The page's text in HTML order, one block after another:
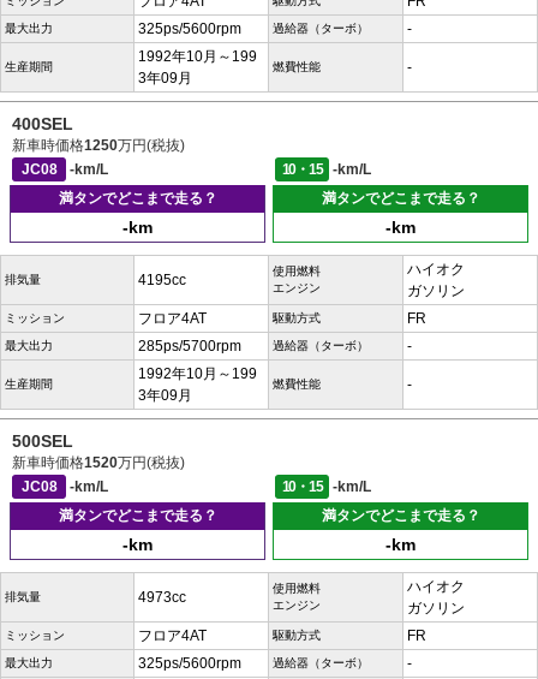
最大出力 325ps/5600rpm 過給器（ターボ） -
生産期間
1992年10月～199
3年09月
燃費性能 -
400SEL
新車時価格1250万円(税抜)
JC08
-km/L 10・15
-km/L
満タンでどこまで走る？
-km
満タンでどこまで走る？
-km
排気量 4195cc
使用燃料
エンジン
ハイオク
ガソリン
ミッション フロア4AT 駆動方式 FR
最大出力 285ps/5700rpm 過給器（ターボ） -
生産期間
1992年10月～199
3年09月
燃費性能 -
500SEL
新車時価格1520万円(税抜)
JC08
-km/L 10・15
-km/L
満タンでどこまで走る？
-km
満タンでどこまで走る？
-km
排気量 4973cc
使用燃料
エンジン
ハイオク
ガソリン
ミッション フロア4AT 駆動方式 FR
最大出力 325ps/5600rpm 過給器（ターボ） -